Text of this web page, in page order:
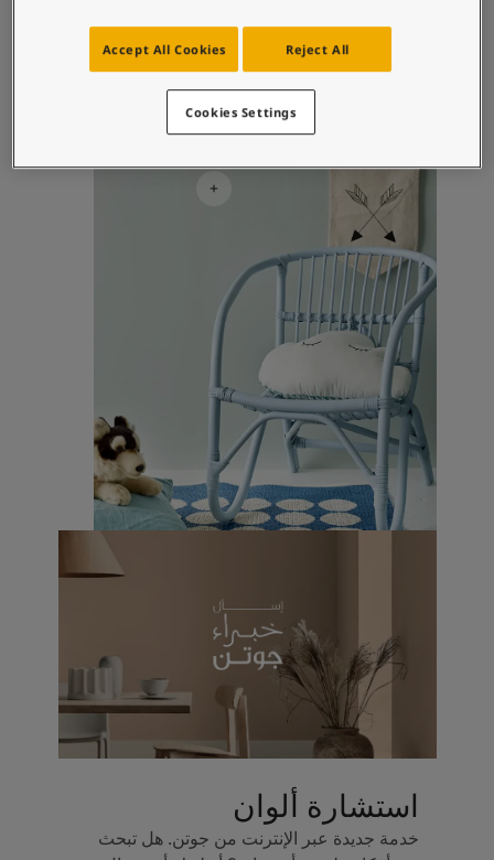
مساحات تنبض بالحياة - أحدث مجموعة ألوان جوتن
Children's Room Inspiration
استشارة ألوان
خدمة جديدة عبر الإنترنت من جوتن. هل تبحث
Reject All
Accept All Cookies
Cookies Settings